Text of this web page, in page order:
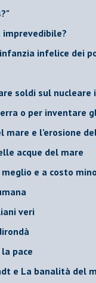
infelice dei
soldi sul
o per inventare
mare e l’erosione
acque del mare
e a costo
veri
pace
e La banalità del